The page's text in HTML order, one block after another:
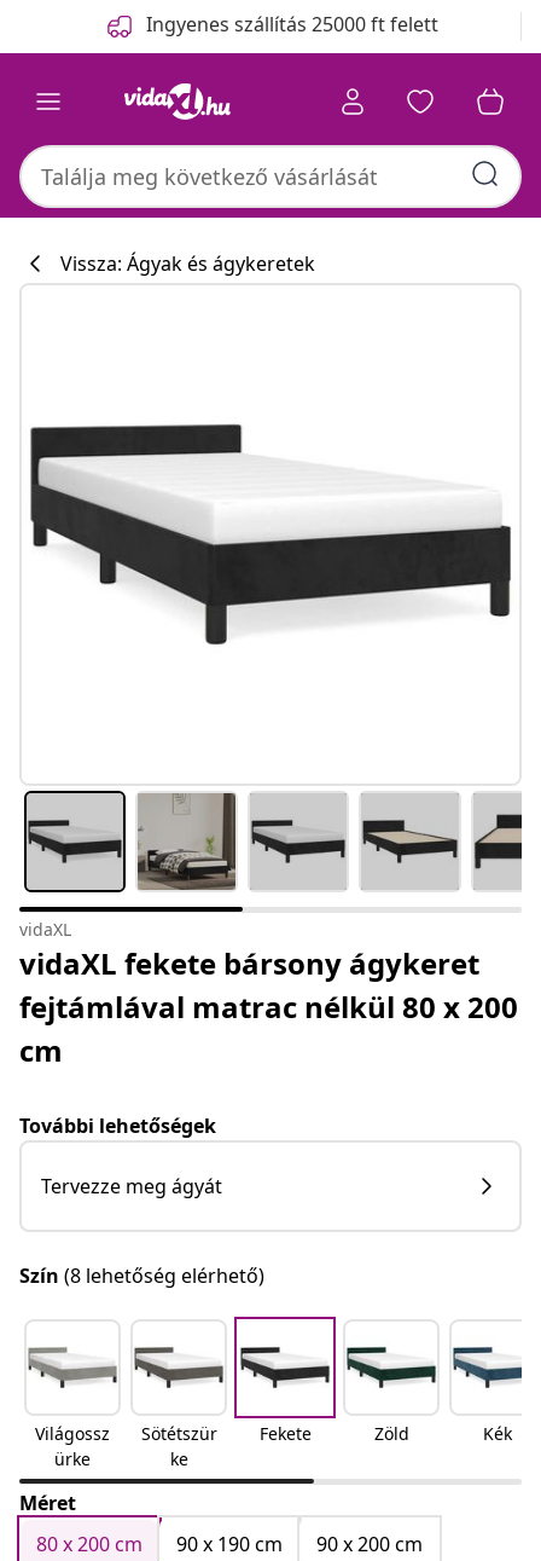
Ingyenes szállítás 25000 ft felett
Vissza: Ágyak és ágykeretek
vidaXL
vidaXL fekete bársony ágykeret
fejtámlával matrac nélkül 80 x 200
cm
További lehetőségek
Tervezze meg ágyát
Szín (8 lehetőség elérhető)
Világossz
ürke
Sötétszür
ke
Fekete Zöld Kék
Méret
80 x 200 cm
90 x 190 cm
90 x 200 cm